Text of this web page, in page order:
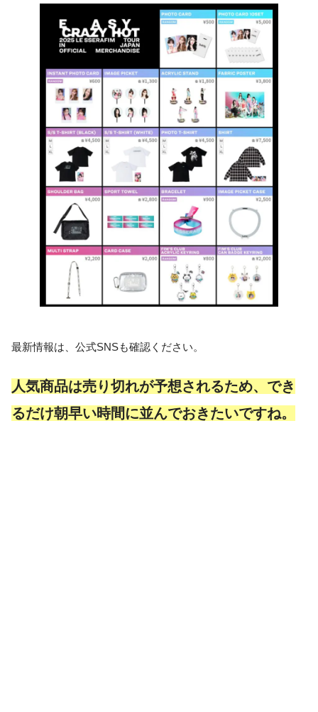
最新情報は、公式SNSも確認ください。
人気商品は売り切れが予想されるため、でき
るだけ朝早い時間に並んでおきたいですね。